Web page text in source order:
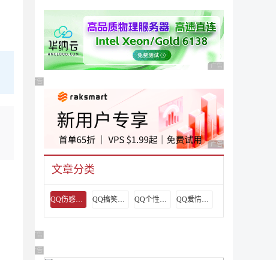
广告 商业广告，理性
广告 商业广告，理性选择
广告 商业广告，理性
文章分类
QQ伤感签名 QQ搞笑签名 QQ个性签名 QQ爱情签名
广告 商业广告，理性选择
广告 商业广告，理性选择